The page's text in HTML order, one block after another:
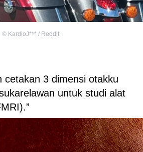
© KardioJ*** / Reddit
cetakan 3 dimensi otakku
untuk studi alat